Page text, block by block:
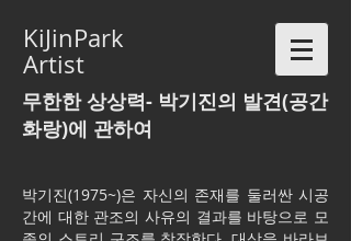
KiJinPark
Artist
무한한 상상력- 박기진의 발견(공간
화랑)에 관하여
박기진(1975~)은 자신의 존재를 둘러싼 시공
간에 대한 관조의 사유의 결과를 바탕으로 모